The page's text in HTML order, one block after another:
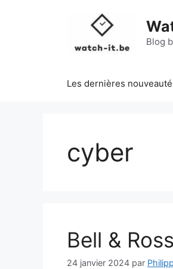
Blog
Les dernières
cyber
Bell &
24 janvier 2024 par